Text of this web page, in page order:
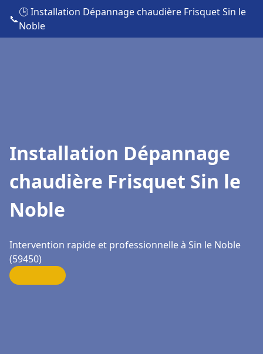
📞
🕒 Installation Dépannage chaudière Frisquet Sin le
Noble
Installation Dépannage
chaudière Frisquet Sin le
Noble
Intervention rapide et professionnelle à Sin le Noble
(59450)